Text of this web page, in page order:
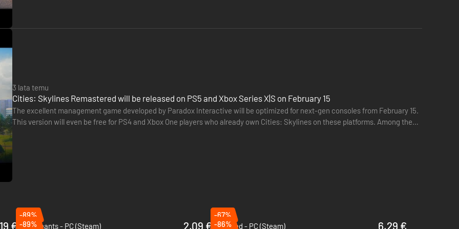
3 lata temu
Cities: Skylines Remastered will be released on PS5 and Xbox Series X|S on February 15
The excellent management game developed by Paradox Interactive will be optimized for next-gen consoles from February 15.
This version will even be free for PS4 and Xbox One players who already own Cities: Skylines on these platforms. Among the
€
-89%
The Tenants - PC (Steam)
2.09 €
-67%
Banished - PC (Steam)
6.29 €
-89% -86%